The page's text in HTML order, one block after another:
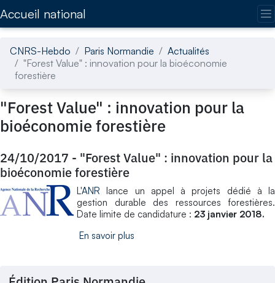
Accueil national
CNRS-Hebdo Paris Normandie
Actualités
"Forest Value" : innovation pour la bioéconomie
forestière
"Forest Value" : innovation pour la
bioéconomie forestière
24/10/2017 - "Forest Value" : innovation pour la
bioéconomie forestière
L'ANR lance un appel à projets dédié à la
gestion durable des ressources forestières.
Date limite de candidature : 23 janvier 2018.
En savoir plus